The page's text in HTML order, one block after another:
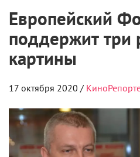
Европейский
поддержит три
картины
17 октября 2020 /